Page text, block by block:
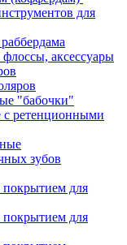
для
аксессуары
"бабочки"
ретенционными
зубов
для
для